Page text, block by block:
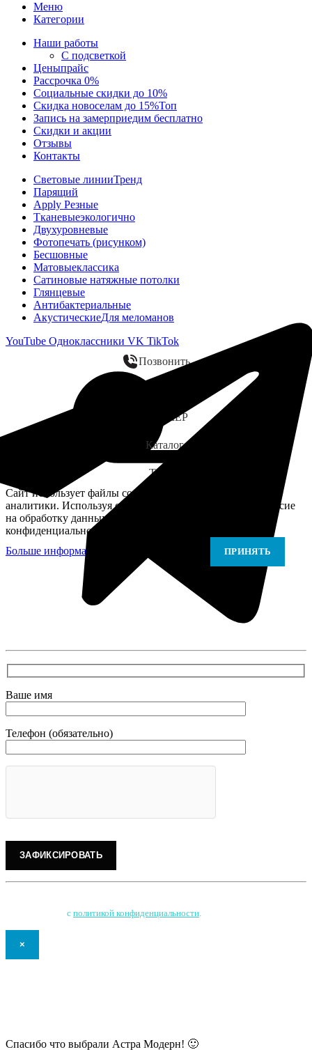
Меню
Категории
Наши работы
С подсветкой
Ценыпрайс
Рассрочка 0%
Социальные скидки до 10%
Скидка новоселам до 15%Топ
Запись на замерприедим бесплатно
Скидки и акции
Отзывы
Контакты
Световые линииТренд
Парящий
Apply Резные
Тканевыеэкологично
Двухуровневые
Фотопечать (рисунком)
Бесшовные
Матовыеклассика
Сатиновые натяжные потолки
Глянцевые
Антибактериальные
АкустическиеДля меломанов
YouTube Одноклассники VK TikTok
Позвонить
ЗАМЕР
Каталог
Telegram
Сайт использует файлы cookie для персонализации и
аналитики. Используя сайт, вы подтверждаете своё согласие
на обработку данных в соответствии с Политикой
конфиденциальности.
Больше информации
ПРИНЯТЬ
В самое ближайшее время с Вами свяжется наш
очень вежливый менеджер и уточнит детали.
Зафиксирует скидку за заявку с каталога Астра
Ваше имя
Телефон (обязательно)
с политикой конфиденциальности
×
Спасибо что выбрали Астра Модерн! 🙂